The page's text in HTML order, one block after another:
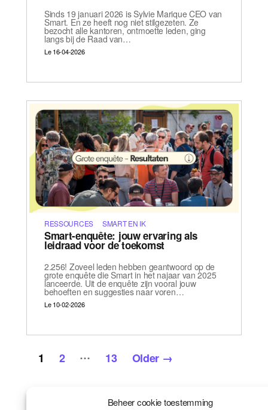
Beheer cookie toestemming
Sinds 19 januari 2026 is Sylvie Marique CEO van
Smart. En ze heeft nog niet stilgezeten. Ze
bezocht alle kantoren, ontmoette leden, ging
langs bij de Raad van…
Le 16-04-2026
RESSOURCES SMART EN IK
Smart-enquête: jouw ervaring als
leidraad voor de toekomst
2.256! Zoveel leden hebben geantwoord op de
grote enquête die Smart in het najaar van 2025
lanceerde. Uit de enquête zijn vooral jouw
behoeften en suggesties naar voren…
Le 10-02-2026
Posts
1 2 … 13 Older →